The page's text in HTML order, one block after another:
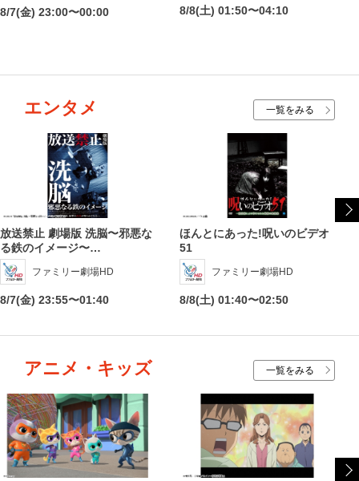
8/7(金) 23:00〜00:00 8/8(土) 01:50〜04:10
エンタメ 一覧をみる
放送禁止 劇場版 洗脳〜邪悪な
る鉄のイメージ〜…
ファミリー劇場HD
8/7(金) 23:55〜01:40
ほんとにあった!呪いのビデオ
51
ファミリー劇場HD
8/8(土) 01:40〜02:50
アニメ・キッズ 一覧をみる